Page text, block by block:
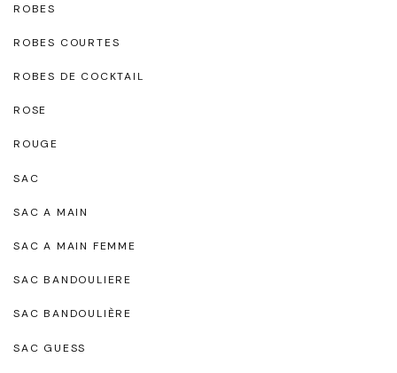
ROBES
ROBES COURTES
ROBES DE COCKTAIL
ROSE
ROUGE
SAC
SAC A MAIN
SAC A MAIN FEMME
SAC BANDOULIERE
SAC BANDOULIÈRE
SAC GUESS